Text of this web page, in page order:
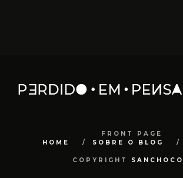
FRONT PAGE
HOME
SOBRE O BLOG
COPYRIGHT